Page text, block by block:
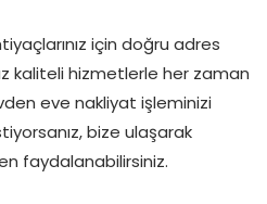
için doğru adres
kaliteli hizmetlerle her zaman
eve nakliyat işleminizi
bize ulaşarak
faydalanabilirsiniz.